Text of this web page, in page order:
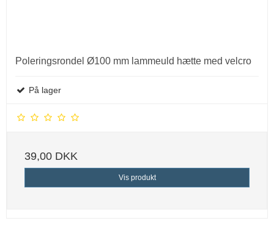
Poleringsrondel Ø100 mm lammeuld hætte med velcro
På lager
39,00 DKK
Vis produkt